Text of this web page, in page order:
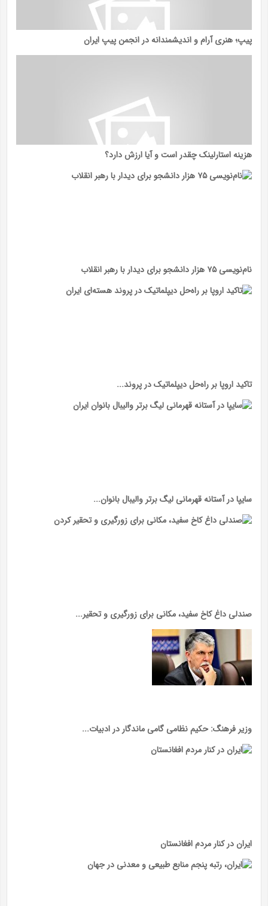
پیپ؛ هنری آرام و اندیشمندانه در انجمن پیپ ایران
هزینه استارلینک چقدر است و آیا ارزش دارد؟
نام‌نویسی ۷۵ هزار دانشجو برای دیدار با رهبر انقلاب
تاکید اروپا بر راه‌حل دیپلماتیک در پروند...
سایپا در آستانه قهرمانی لیگ برتر والیبال بانوان...
صندلی داغ کاخ سفید، مکانی برای زورگیری و تحقیر...
وزیر فرهنگ: حکیم نظامی گامی ماندگار در ادبیات...
ایران در کنار مردم افغانستان